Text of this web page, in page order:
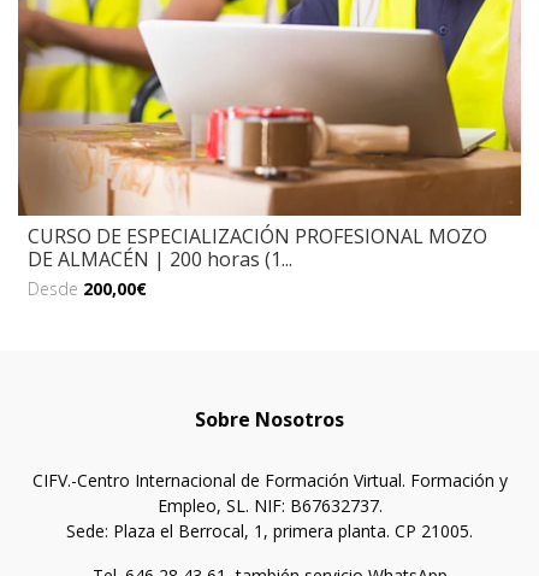
CURSO DE ESPECIALIZACIÓN PROFESIONAL MOZO
DE ALMACÉN | 200 horas (1...
Desde 200,00€
Sobre Nosotros
CIFV.-Centro Internacional de Formación Virtual. Formación y
Empleo, SL. NIF: B67632737.
Sede: Plaza el Berrocal, 1, primera planta. CP 21005.